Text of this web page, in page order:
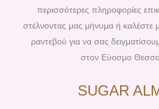
περισσότερες πληροφορίες
στέλνοντας μας μήνυμα ή καλέστε
ραντεβού για να σας
στον Εύοσμο
SUGAR